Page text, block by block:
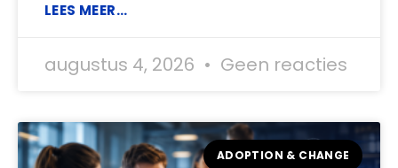
LEES MEER...
augustus 4, 2026 Geen reacties
ADOPTION & CHANGE